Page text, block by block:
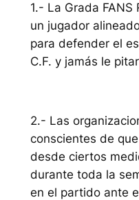
1.- La Grada FANS
un jugador
para defender el
C.F. y jamás le
2.- Las
conscientes de
desde ciertos
durante toda la
en el partido ante